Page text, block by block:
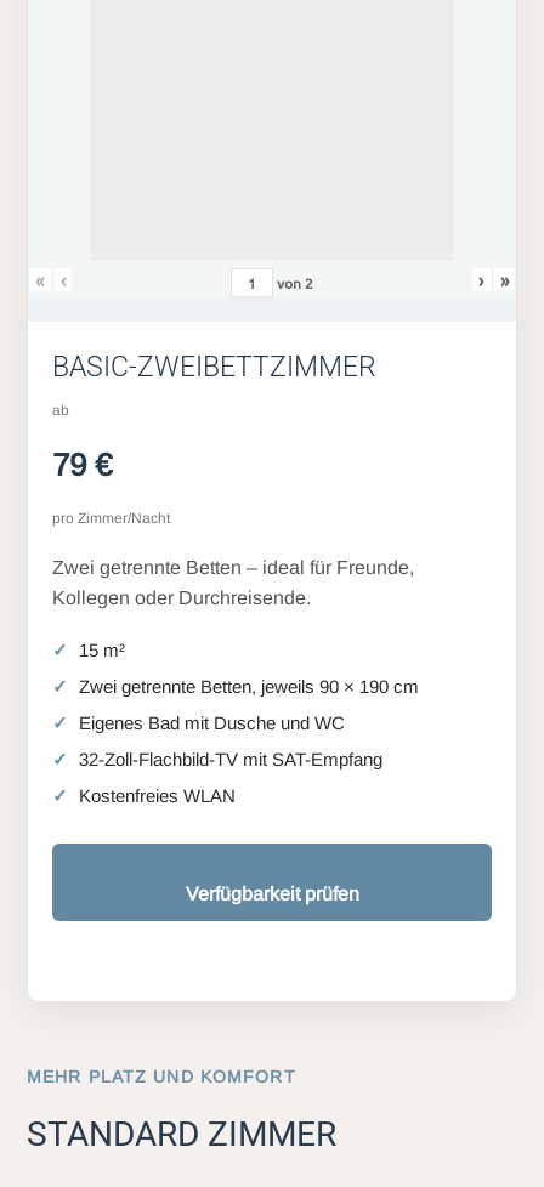
« ‹ von 2 › »
BASIC-ZWEIBETTZIMMER
ab
79 €
pro Zimmer/Nacht
Zwei getrennte Betten – ideal für Freunde,
Kollegen oder Durchreisende.
15 m²
Zwei getrennte Betten, jeweils 90 × 190 cm
Eigenes Bad mit Dusche und WC
32-Zoll-Flachbild-TV mit SAT-Empfang
Kostenfreies WLAN
Verfügbarkeit prüfen
MEHR PLATZ UND KOMFORT
STANDARD ZIMMER